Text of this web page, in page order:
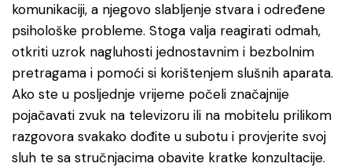
komunikaciji, a njegovo slabljenje stvara i određene
psihološke probleme. Stoga valja reagirati odmah,
otkriti uzrok nagluhosti jednostavnim i bezbolnim
pretragama i pomoći si korištenjem slušnih aparata.
Ako ste u posljednje vrijeme počeli značajnije
pojačavati zvuk na televizoru ili na mobitelu prilikom
razgovora svakako dođite u subotu i provjerite svoj
sluh te sa stručnjacima obavite kratke konzultacije.